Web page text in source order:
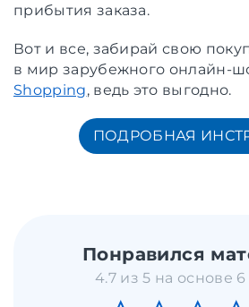
прибытия заказа.
Вот и все, забирай свою
в мир зарубежного онлайн-
Shopping, ведь это выгодно.
ПОДРОБНАЯ
Понравился
4.7 из 5 на основе